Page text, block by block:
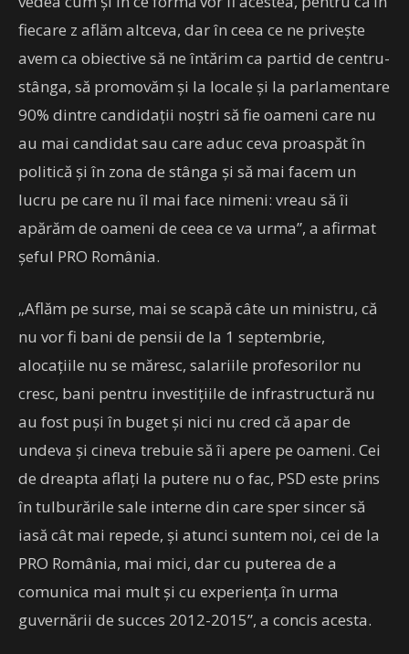
fiecare z aflăm altceva, dar în ceea ce ne priveşte
avem ca obiective să ne întărim ca partid de centru-
stânga, să promovăm şi la locale şi la parlamentare
90% dintre candidaţii noştri să fie oameni care nu
au mai candidat sau care aduc ceva proaspăt în
politică şi în zona de stânga şi să mai facem un
lucru pe care nu îl mai face nimeni: vreau să îi
apărăm de oameni de ceea ce va urma”, a afirmat
șeful PRO România.
„Aflăm pe surse, mai se scapă câte un ministru, că
nu vor fi bani de pensii de la 1 septembrie,
alocaţiile nu se măresc, salariile profesorilor nu
cresc, bani pentru investiţiile de infrastructură nu
au fost puşi în buget şi nici nu cred că apar de
undeva şi cineva trebuie să îi apere pe oameni. Cei
de dreapta aflaţi la putere nu o fac, PSD este prins
în tulburările sale interne din care sper sincer să
iasă cât mai repede, şi atunci suntem noi, cei de la
PRO România, mai mici, dar cu puterea de a
comunica mai mult şi cu experienţa în urma
guvernării de succes 2012-2015”, a concis acesta.